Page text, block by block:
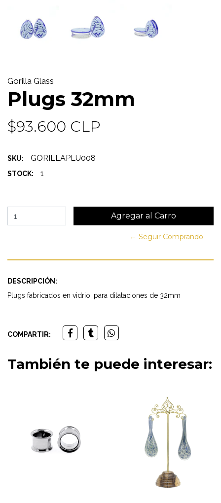
Gorilla Glass
Plugs 32mm
$93.600 CLP
SKU: GORILLAPLU008
STOCK: 1
← Seguir Comprando
DESCRIPCIÓN:
Plugs fabricados en vidrio, para dilataciones de 32mm
COMPARTIR:
También te puede interesar: